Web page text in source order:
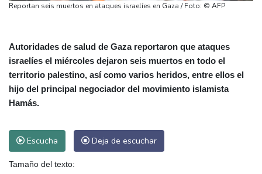
Reportan seis muertos en ataques israelíes en Gaza / Foto: © AFP
Autoridades de salud de Gaza reportaron que ataques
israelíes el miércoles dejaron seis muertos en todo el
territorio palestino, así como varios heridos, entre ellos el
hijo del principal negociador del movimiento islamista
Hamás.
Escucha Deja de escuchar
Tamaño del texto: